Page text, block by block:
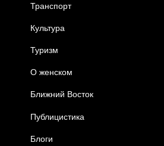
Транспорт
Культура
Туризм
О женском
Ближний Восток
Публицистика
Блоги